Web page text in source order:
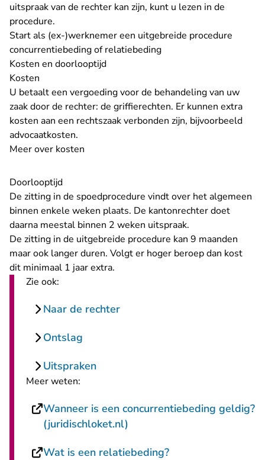
uitspraak van de rechter kan zijn, kunt u lezen in de
procedure.
Start als (ex-)werknemer een uitgebreide procedure
concurrentiebeding of relatiebeding
Kosten en doorlooptijd
Kosten
U betaalt een vergoeding voor de behandeling van uw
zaak door de rechter: de griffierechten. Er kunnen extra
kosten aan een rechtszaak verbonden zijn, bijvoorbeeld
advocaatkosten.
Meer over kosten
Doorlooptijd
De zitting in de spoedprocedure vindt over het algemeen
binnen enkele weken plaats. De kantonrechter doet
daarna meestal binnen 2 weken uitspraak.
De zitting in de uitgebreide procedure kan 9 maanden
maar ook langer duren. Volgt er hoger beroep dan kost
dit minimaal 1 jaar extra.
Zie ook:
Naar de rechter
Ontslag
Uitspraken
Meer weten:
Wanneer is een concurrentiebeding geldig?
(juridischloket.nl)
Wat is een relatiebeding?